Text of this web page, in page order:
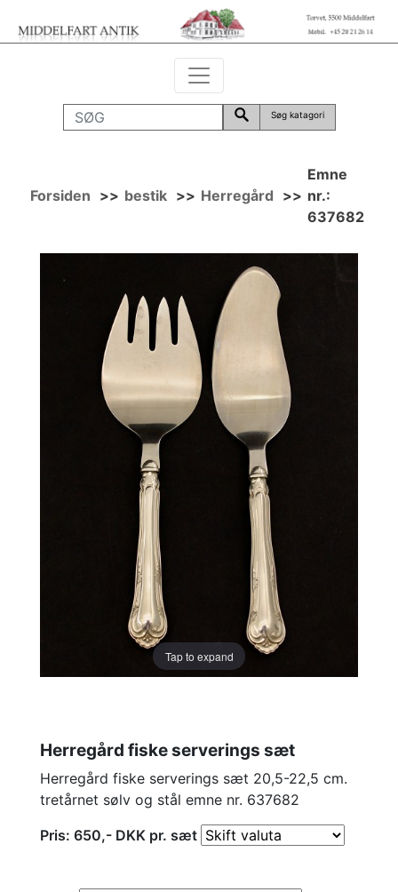
Søg katagori
Forsiden >> bestik >> Herregård >>
Emne
nr.:
637682
Tap to expand
Herregård fiske serverings sæt
Herregård fiske serverings sæt 20,5-22,5 cm.
tretårnet sølv og stål emne nr. 637682
Pris: 650,- DKK pr. sæt